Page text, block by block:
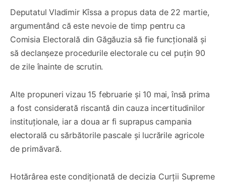
Deputatul Vladimir Kîssa a propus data de 22 martie,
argumentând că este nevoie de timp pentru ca
Comisia Electorală din Găgăuzia să fie funcțională și
să declanșeze procedurile electorale cu cel puțin 90
de zile înainte de scrutin.
Alte propuneri vizau 15 februarie și 10 mai, însă prima
a fost considerată riscantă din cauza incertitudinilor
instituționale, iar a doua ar fi suprapus campania
electorală cu sărbătorile pascale și lucrările agricole
de primăvară.
Hotărârea este condiționată de decizia Curții Supreme